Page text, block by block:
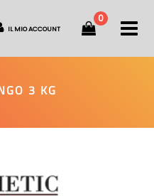
IL MIO ACCOUNT
0
3 KG